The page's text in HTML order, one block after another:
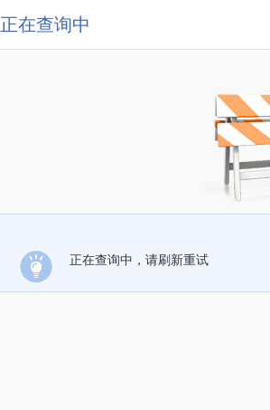
正在查询中
正在查询中，请刷新重试